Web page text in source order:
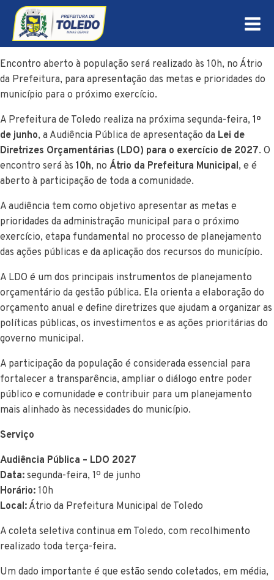
Encontro aberto à população será realizado às 10h, no Átrio
da Prefeitura, para apresentação das metas e prioridades do
município para o próximo exercício.
A Prefeitura de Toledo realiza na próxima segunda-feira, 1º
de junho, a Audiência Pública de apresentação da Lei de
Diretrizes Orçamentárias (LDO) para o exercício de 2027. O
encontro será às 10h, no Átrio da Prefeitura Municipal, e é
aberto à participação de toda a comunidade.
A audiência tem como objetivo apresentar as metas e
prioridades da administração municipal para o próximo
exercício, etapa fundamental no processo de planejamento
das ações públicas e da aplicação dos recursos do município.
A LDO é um dos principais instrumentos de planejamento
orçamentário da gestão pública. Ela orienta a elaboração do
orçamento anual e define diretrizes que ajudam a organizar as
políticas públicas, os investimentos e as ações prioritárias do
governo municipal.
A participação da população é considerada essencial para
fortalecer a transparência, ampliar o diálogo entre poder
público e comunidade e contribuir para um planejamento
mais alinhado às necessidades do município.
Serviço
Audiência Pública – LDO 2027
Data: segunda-feira, 1º de junho
Horário: 10h
Local: Átrio da Prefeitura Municipal de Toledo
A coleta seletiva continua em Toledo, com recolhimento
realizado toda terça-feira.
Um dado importante é que estão sendo coletados, em média,